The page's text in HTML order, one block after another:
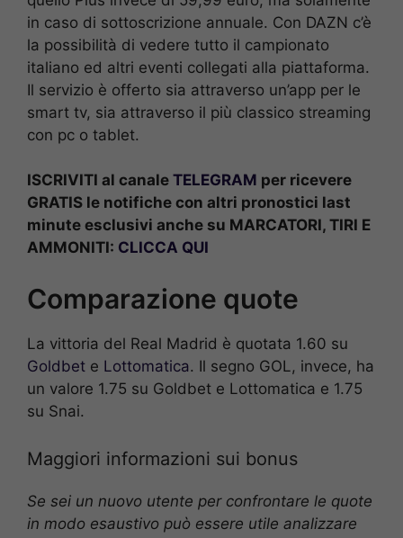
in caso di sottoscrizione annuale. Con DAZN c’è
la possibilità di vedere tutto il campionato
italiano ed altri eventi collegati alla piattaforma.
Il servizio è offerto sia attraverso un’app per le
smart tv, sia attraverso il più classico streaming
con pc o tablet.
ISCRIVITI al canale TELEGRAM per ricevere
GRATIS le notifiche con altri pronostici last
minute esclusivi anche su MARCATORI, TIRI E
AMMONITI: CLICCA QUI
Comparazione quote
La vittoria del Real Madrid è quotata 1.60 su
Goldbet e Lottomatica. Il segno GOL, invece, ha
un valore 1.75 su Goldbet e Lottomatica e 1.75
su Snai.
Maggiori informazioni sui bonus
Se sei un nuovo utente per confrontare le quote
in modo esaustivo può essere utile analizzare